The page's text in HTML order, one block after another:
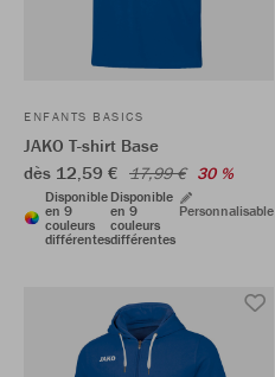
ENFANTS BASICS
JAKO T-shirt Base
dès 12,59 € 17,99 € 30 %
Disponible
en 9
couleurs
différentes
Disponible
en 9
couleurs
différentes
Personnalisable